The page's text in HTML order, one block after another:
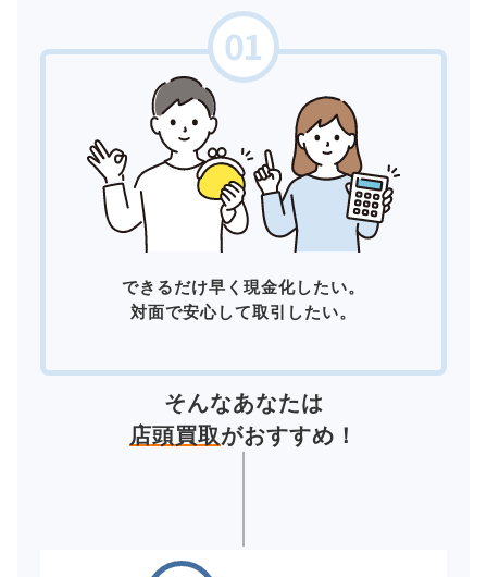
できるだけ早く現金化したい。
対面で安心して取引したい。
そんなあなたは
店頭買取がおすすめ！